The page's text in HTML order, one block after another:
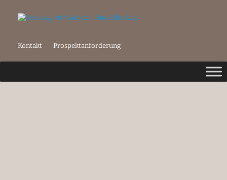
Kontakt Prospektanforderung